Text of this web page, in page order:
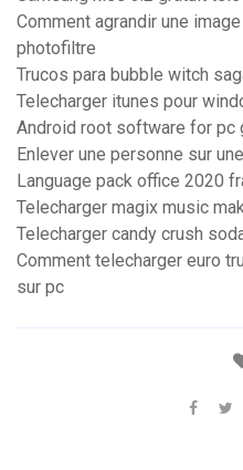
Comment agrandir une
photofiltre
Trucos para bubble witch
Telecharger itunes pour
Android root software for pc
Enlever une personne sur
Language pack office 2020
Telecharger magix music
Telecharger candy crush
Comment telecharger euro
sur pc